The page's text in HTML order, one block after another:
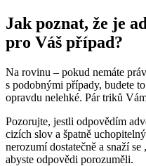
Jak poznat, že je
pro Váš případ?
Na rovinu – pokud nemáte
s podobnými případy, budete
opravdu nelehké. Pár triků
Pozorujte, jestli odpovědím
cizích slov a špatně
nerozumí dostatečně a snaží
abyste odpovědi porozuměli.